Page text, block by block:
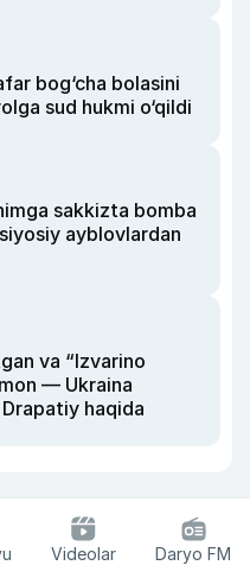
bog‘cha bolasini
sud hukmi o‘qildi
sakkizta bomba
ayblovlardan
va “Izvarino
— Ukraina
haqida
Videolar Daryo FM